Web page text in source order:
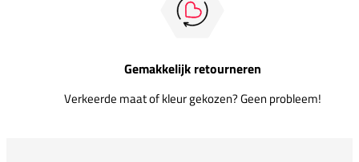
Gemakkelijk retourneren
Verkeerde maat of kleur gekozen? Geen probleem!